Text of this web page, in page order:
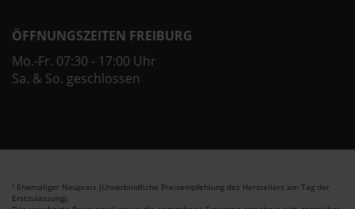
ÖFFNUNGSZEITEN FREIBURG
Mo.-Fr. 07:30 - 17:00 Uhr
Sa. & So. geschlossen
1 Ehemaliger Neupreis (Unverbindliche Preisempfehlung des Herstellers am Tag der
Erstzulassung).